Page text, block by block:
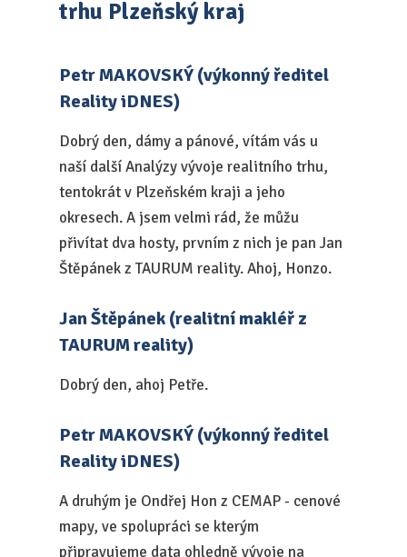
trhu Plzeňský kraj
Petr MAKOVSKÝ (výkonný ředitel
Reality iDNES)
Dobrý den, dámy a pánové, vítám vás u
naší další Analýzy vývoje realitního trhu,
tentokrát v Plzeňském kraji a jeho
okresech. A jsem velmi rád, že můžu
přivítat dva hosty, prvním z nich je pan Jan
Štěpánek z TAURUM reality. Ahoj, Honzo.
Jan Štěpánek (realitní makléř z
TAURUM reality)
Dobrý den, ahoj Petře.
Petr MAKOVSKÝ (výkonný ředitel
Reality iDNES)
A druhým je Ondřej Hon z CEMAP - cenové
mapy, ve spolupráci se kterým
připravujeme data ohledně vývoje na